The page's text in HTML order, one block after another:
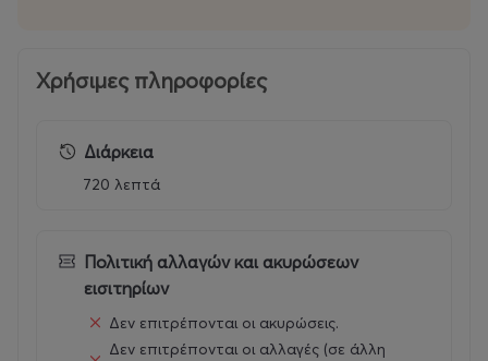
Χρήσιμες πληροφορίες
Διάρκεια
720 λεπτά
Πολιτική αλλαγών και ακυρώσεων
εισιτηρίων
Δεν επιτρέπονται οι ακυρώσεις.
Δεν επιτρέπονται οι αλλαγές (σε άλλη